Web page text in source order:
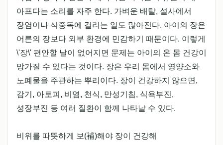
아프다는 소리를 자주 한다. 가벼운 배탈, 설사에서
장염이나 식중독에 걸리는 일도 많아진다. 아이의 장은
어른의 장보다 외부 환경에 민감하기 때문이다. 이렇게
\'장\' 편안할 날이 없어지면 문제는 아이의 온 몸 건강이
망가질 수 있다는 것이다. 장은 우리 몸에서 영양소와
노폐물을 주관하는 뿌리이다. 장이 건강하지 않으면,
감기, 아토피, 비염, 천식, 만성기침, 식욕부진,
성장부진 등 여러 질환이 함께 나타날 수 있다.
비위를 따뜻하게 보(補)해야 장이 건강해